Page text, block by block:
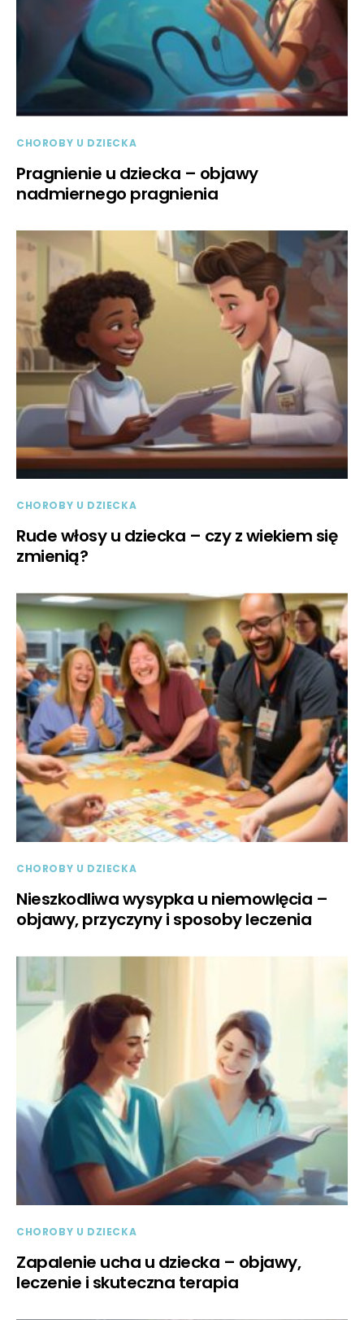
CHOROBY U DZIECKA
Pragnienie u dziecka – objawy
nadmiernego pragnienia
CHOROBY U DZIECKA
Rude włosy u dziecka – czy z wiekiem się
zmienią?
CHOROBY U DZIECKA
Nieszkodliwa wysypka u niemowlęcia –
objawy, przyczyny i sposoby leczenia
CHOROBY U DZIECKA
Zapalenie ucha u dziecka – objawy,
leczenie i skuteczna terapia